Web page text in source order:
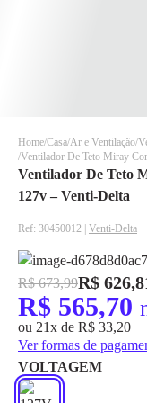
DISPONÍVEL
Na Eletrotrafo sua
não precisa se
quando seu pedido
Home Casa Ar e Ventilação
Ventilador De Teto Miray
Ventilador De Teto
127v – Venti-Delta
Ref: 30450012 | Venti-Delta
R$ 673,99R$
R$ 565,70
ou 21x de R$ 33,20
Ver formas de
VOLTAGEM